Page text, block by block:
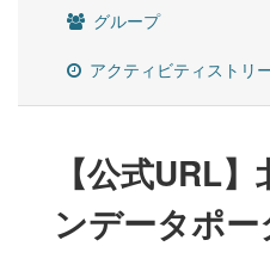
グループ
アクティビティストリ
【公式URL
ンデータポ